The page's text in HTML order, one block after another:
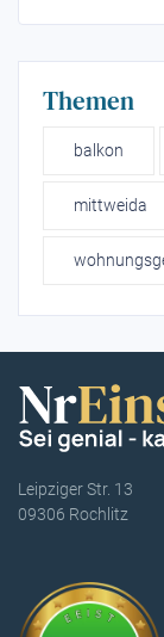
Themen
balkon
mittweida
Leipziger Str. 13
09306 Rochlitz